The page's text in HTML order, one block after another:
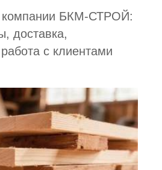
компании БКМ-СТРОЙ:
доставка,
с клиентами